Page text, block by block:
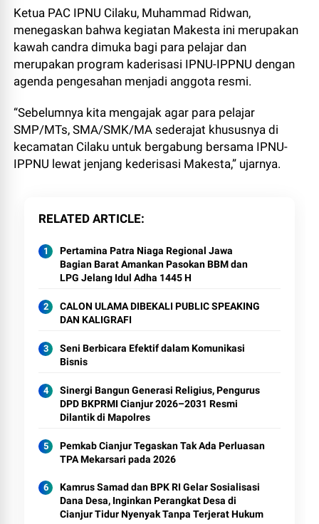
Ketua PAC IPNU Cilaku, Muhammad Ridwan,
menegaskan bahwa kegiatan Makesta ini merupakan
kawah candra dimuka bagi para pelajar dan
merupakan program kaderisasi IPNU-IPPNU dengan
agenda pengesahan menjadi anggota resmi.
“Sebelumnya kita mengajak agar para pelajar
SMP/MTs, SMA/SMK/MA sederajat khususnya di
kecamatan Cilaku untuk bergabung bersama IPNU-
IPPNU lewat jenjang kederisasi Makesta,” ujarnya.
RELATED ARTICLE
Pertamina Patra Niaga Regional Jawa
Bagian Barat Amankan Pasokan BBM dan
LPG Jelang Idul Adha 1445 H
CALON ULAMA DIBEKALI PUBLIC SPEAKING
DAN KALIGRAFI
Seni Berbicara Efektif dalam Komunikasi
Bisnis
Sinergi Bangun Generasi Religius, Pengurus
DPD BKPRMI Cianjur 2026–2031 Resmi
Dilantik di Mapolres
Pemkab Cianjur Tegaskan Tak Ada Perluasan
TPA Mekarsari pada 2026
Kamrus Samad dan BPK RI Gelar Sosialisasi
Dana Desa, Inginkan Perangkat Desa di
Cianjur Tidur Nyenyak Tanpa Terjerat Hukum